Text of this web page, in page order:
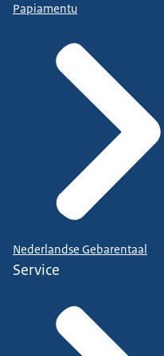
Papiamentu
Nederlandse Gebarentaal
Service